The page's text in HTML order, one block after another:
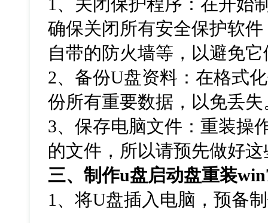
1 、关闭保护程序：在开始
确保关闭所有安全保护软
自带的防火墙等，以避免
2、备份U盘资料：在格式
份所有重要数据，以免丢失
3、保存电脑文件：重装操
的文件，所以请预先做好
三、制作u盘启动盘重装
1 、将U盘插入电脑，预备